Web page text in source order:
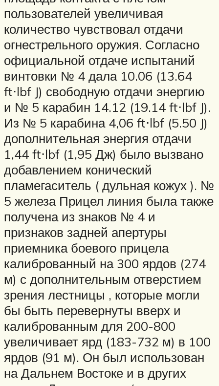
пользователей увеличивая
количество чувствовал отдачи
огнестрельного оружия. Согласно
официальной отдаче испытаний
винтовки № 4 дала 10.06 (13.64
ft⋅lbf J) свободную отдачи энергию
и № 5 карабин 14.12 (19.14 ft⋅lbf J).
Из № 5 карабина 4,06 ft⋅lbf (5.50 J)
дополнительная энергия отдачи
1,44 ft⋅lbf (1,95 Дж) было вызвано
добавлением конический
пламегаситель ( дульная кожух ). №
5 железа Прицел линия была также
получена из знаков № 4 и
признаков задней апертуры
приемника боевого прицела
калиброванный на 300 ярдов (274
м) с дополнительным отверстием
зрения лестницы , которые могли
бы быть перевернуты вверх и
калиброванным для 200-800
увеличивает ярд (183-732 м) в 100
ярдов (91 м). Он был использован
на Дальнем Востоке и в других